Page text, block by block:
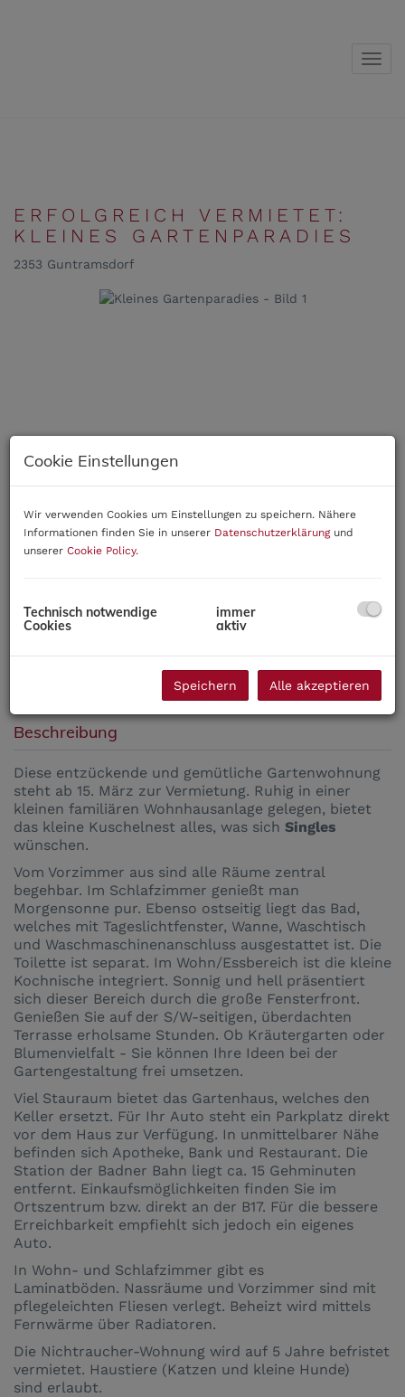
ERFOLGREICH VERMIETET:
KLEINES GARTENPARADIES
2353 Guntramsdorf
Beschreibung
Diese entzückende und gemütliche Gartenwohnung
steht ab 15. März zur Vermietung. Ruhig in einer
kleinen familiären Wohnhausanlage gelegen, bietet
das kleine Kuschelnest alles, was sich Singles
wünschen.
Vom Vorzimmer aus sind alle Räume zentral
begehbar. Im Schlafzimmer genießt man
Morgensonne pur. Ebenso ostseitig liegt das Bad,
welches mit Tageslichtfenster, Wanne, Waschtisch
und Waschmaschinenanschluss ausgestattet ist. Die
Toilette ist separat. Im Wohn/Essbereich ist die kleine
Kochnische integriert. Sonnig und hell präsentiert
sich dieser Bereich durch die große Fensterfront.
Genießen Sie auf der S/W-seitigen, überdachten
Terrasse erholsame Stunden. Ob Kräutergarten oder
Blumenvielfalt - Sie können Ihre Ideen bei der
Gartengestaltung frei umsetzen.
Viel Stauraum bietet das Gartenhaus, welches den
Keller ersetzt. Für Ihr Auto steht ein Parkplatz direkt
vor dem Haus zur Verfügung. In unmittelbarer Nähe
befinden sich Apotheke, Bank und Restaurant. Die
Station der Badner Bahn liegt ca. 15 Gehminuten
entfernt. Einkaufsmöglichkeiten finden Sie im
Ortszentrum bzw. direkt an der B17. Für die bessere
Erreichbarkeit empfiehlt sich jedoch ein eigenes
Auto.
In Wohn- und Schlafzimmer gibt es
Laminatböden. Nassräume und Vorzimmer sind mit
pflegeleichten Fliesen verlegt. Beheizt wird mittels
Fernwärme über Radiatoren.
Die Nichtraucher-Wohnung wird auf 5 Jahre befristet
vermietet. Haustiere (Katzen und kleine Hunde)
sind erlaubt.
Cookie Einstellungen
Wir verwenden Cookies um Einstellungen zu speichern. Nähere
Informationen finden Sie in unserer Datenschutzerklärungund
unserer Cookie Policy.
Technisch notwendige
Cookies
immer
aktiv
Speichern Alle akzeptieren